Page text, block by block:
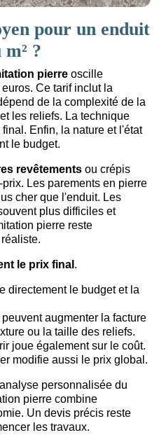
pour un enduit
?
pierre oscille
Ce tarif inclut la
de la complexité de la
les reliefs. La technique
Enfin, la nature et l'état
le budget.
revêtements ou crépis
Les parements en pierre
cher que l'enduit. Les
plus difficiles et
pierre reste
le prix final .
directement le budget et la
augmenter la facture
ou la taille des reliefs.
joue également sur le coût.
modifie aussi le prix global.
personnalisée du
pierre combine
Un devis précis reste
les travaux.